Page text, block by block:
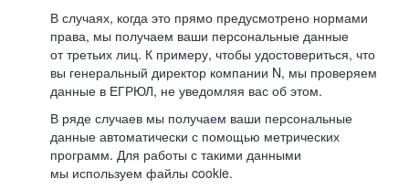
В случаях, когда это прямо предусмотрено нормами
права, мы получаем ваши персональные данные
от третьих лиц. К примеру, чтобы удостовериться, что
вы генеральный директор компании N, мы проверяем
данные в ЕГРЮЛ, не уведомляя вас об этом.
В ряде случаев мы получаем ваши персональные
данные автоматически с помощью метрических
программ. Для работы с такими данными
мы используем файлы cookie.